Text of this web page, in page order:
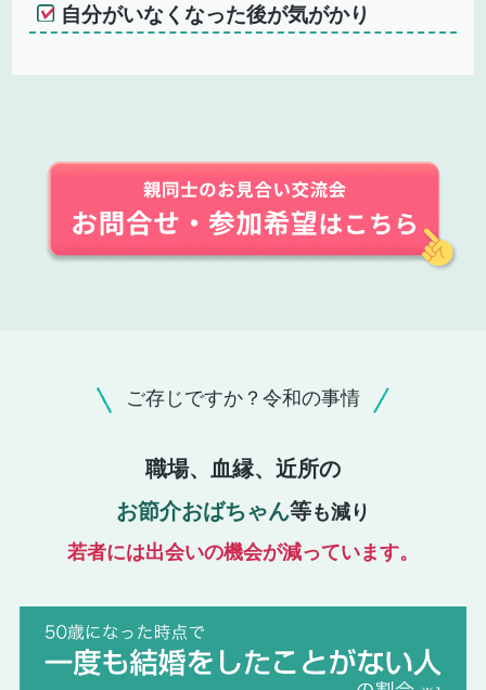
自分がいなくなった後が気がかり
ご存じですか？令和の事情
職場、血縁、近所の
お節介おばちゃん等も減り
若者には出会いの機会が減っています。